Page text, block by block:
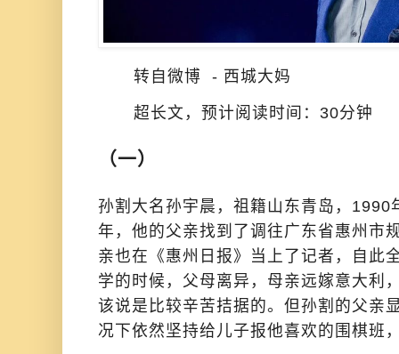
转自微博 - 西城大妈
超长文，预计阅读时间：30分钟
（一）
孙割大名孙宇晨，祖籍山东青岛，1990
年，他的父亲找到了调往广东省惠州市
亲也在《惠州日报》当上了记者，自此
学的时候，父母离异，母亲远嫁意大利
该说是比较辛苦拮据的。但孙割的父亲
况下依然坚持给儿子报他喜欢的围棋班